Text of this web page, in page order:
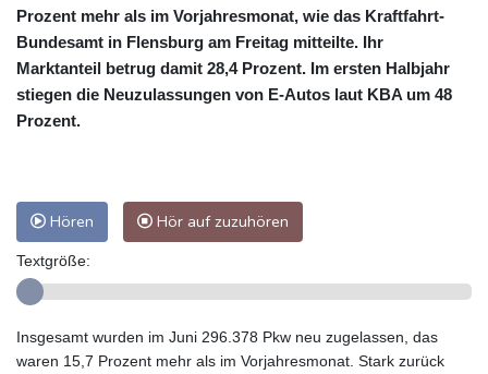
Prozent mehr als im Vorjahresmonat, wie das Kraftfahrt-
Bundesamt in Flensburg am Freitag mitteilte. Ihr
Marktanteil betrug damit 28,4 Prozent. Im ersten Halbjahr
stiegen die Neuzulassungen von E-Autos laut KBA um 48
Prozent.
Hören Hör auf zuzuhören
Textgröße:
Insgesamt wurden im Juni 296.378 Pkw neu zugelassen, das
waren 15,7 Prozent mehr als im Vorjahresmonat. Stark zurück